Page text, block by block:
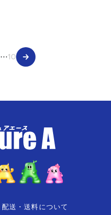
⋯10
配送・送料について